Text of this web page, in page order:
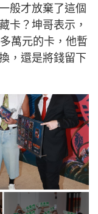
般才放棄了這個
卡？坤哥表示，
萬元的卡，他暫
，還是將錢留下